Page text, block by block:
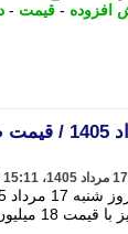
افزوده - قیمت -
قیمت طلا